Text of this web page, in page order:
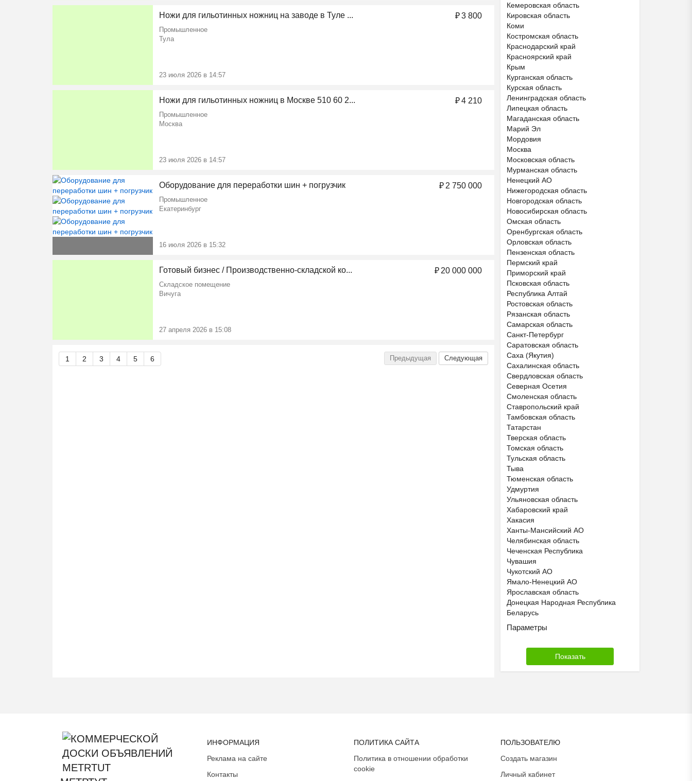
Ножи для гильотинных ножниц на заводе в Туле ...
Промышленное
Тула
23 июля 2026 в 14:57
₽3 800
Ножи для гильотинных ножниц в Москве 510 60 2...
Промышленное
Москва
23 июля 2026 в 14:57
₽4 210
Оборудование для переработки шин + погрузчик
Промышленное
Екатеринбург
16 июля 2026 в 15:32
₽ 2 750 000
Готовый бизнес / Производственно-складской ко...
Складское помещение
Вичуга
27 апреля 2026 в 15:08
₽ 20 000 000
1 2 3 4 5 6 Предыдущая Следующая
Кемеровская область
Кировская область
Коми
Костромская область
Краснодарский край
Красноярский край
Крым
Курганская область
Курская область
Ленинградская область
Липецкая область
Магаданская область
Марий Эл
Мордовия
Москва
Московская область
Мурманская область
Ненецкий АО
Нижегородская область
Новгородская область
Новосибирская область
Омская область
Оренбургская область
Орловская область
Пензенская область
Пермский край
Приморский край
Псковская область
Республика Алтай
Ростовская область
Рязанская область
Самарская область
Санкт-Петербург
Саратовская область
Саха (Якутия)
Сахалинская область
Свердловская область
Северная Осетия
Смоленская область
Ставропольский край
Тамбовская область
Татарстан
Тверская область
Томская область
Тульская область
Тыва
Тюменская область
Удмуртия
Ульяновская область
Хабаровский край
Хакасия
Ханты-Мансийский АО
Челябинская область
Чеченская Республика
Чувашия
Чукотский АО
Ямало-Ненецкий АО
Ярославская область
Донецкая Народная Республика
Беларусь
Параметры
ИНФОРМАЦИЯ
Реклама на сайте
Контакты
ПОЛИТИКА САЙТА
Политика в отношении обработки
cookie
ПОЛЬЗОВАТЕЛЮ
Создать магазин
Личный кабинет